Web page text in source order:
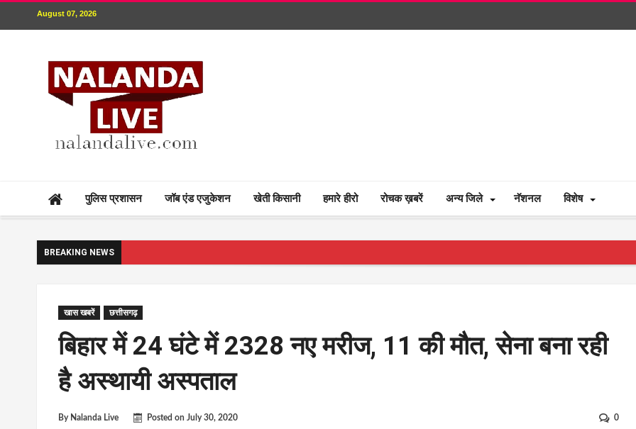
August 07, 2026
पुलिस प्रशासन जॉब एंड एजुकेशन खेती किसानी हमारे हीरो रोचक ख़बरें अन्य जिले नॅशनल विशेष
BREAKING NEWS
खास खबरें छत्तीसगढ़
बिहार में 24 घंटे में 2328 नए मरीज, 11 की मौत, सेना बना रही
है अस्थायी अस्पताल
By Nalanda Live Posted on July 30, 2020 0